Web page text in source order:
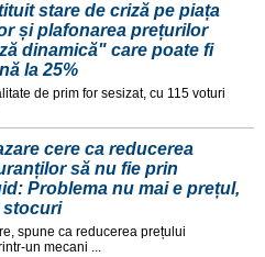
stare de criză pe piața
și plafonarea prețurilor
dinamică" care poate fi
la 25%
de prim for sesizat, cu 115 voturi
cere ca reducerea
să nu fie prin
Problema nu mai e prețul,
stocuri
spune ca reducerea prețului
un mecani ...